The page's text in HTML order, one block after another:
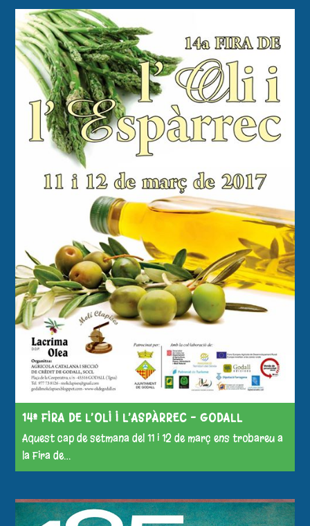
14ª FIRA DE L’OLI I L’ASPÀRREC – GODALL
Aquest cap de setmana del 11 i 12 de març ens trobareu a
la Fira de…